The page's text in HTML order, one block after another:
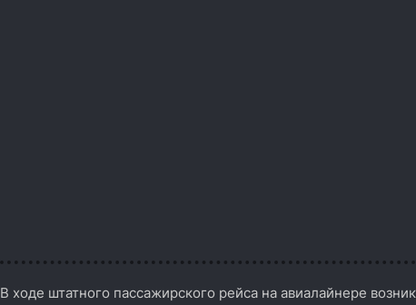
В ходе штатного пассажирского рейса на авиалайнере